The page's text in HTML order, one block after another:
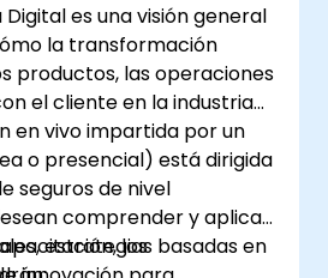
Digital es una visión general
la transformación
productos, las operaciones
el cliente en la industria
en vivo impartida por un
o presencial) está dirigida
seguros de nivel
comprender y aplicar
estrategias basadas en
los